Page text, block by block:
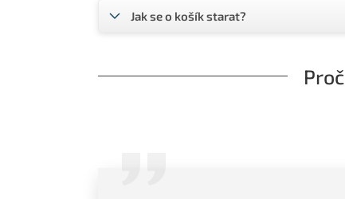
Jak se o košík starat?